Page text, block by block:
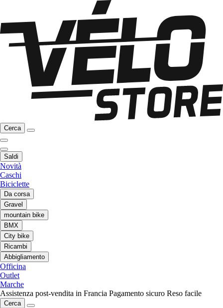
Cerca
Saldi
Novità
Caschi
Biciclette
Da corsa
Gravel
mountain bike
BMX
City bike
Ricambi
Abbigliamento
Officina
Outlet
Marche
Assistenza post-vendita in Francia Pagamento sicuro Reso facile
Cerca